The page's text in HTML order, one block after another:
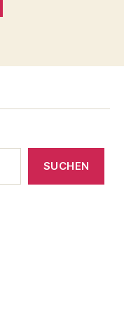
SUCHEN